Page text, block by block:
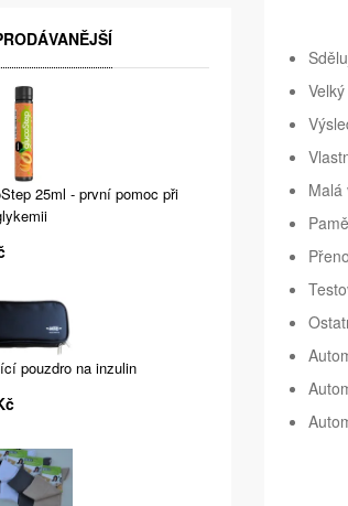
Malá
25ml - první pomoc při
pouzdro na inzulin